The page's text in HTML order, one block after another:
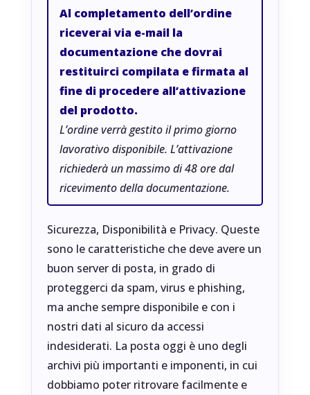
Al completamento dell’ordine
riceverai via e-mail la
documentazione che dovrai
restituirci compilata e firmata al
fine di procedere all’attivazione
del prodotto.
L’ordine verrà gestito il primo giorno
lavorativo disponibile. L’attivazione
richiederà un massimo di 48 ore dal
ricevimento della documentazione.
Sicurezza, Disponibilità e Privacy. Queste
sono le caratteristiche che deve avere un
buon server di posta, in grado di
proteggerci da spam, virus e phishing,
ma anche sempre disponibile e con i
nostri dati al sicuro da accessi
indesiderati. La posta oggi è uno degli
archivi più importanti e imponenti, in cui
dobbiamo poter ritrovare facilmente e